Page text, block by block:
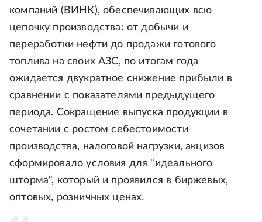
компаний (ВИНК), обеспечивающих всю
цепочку производства: от добычи и
переработки нефти до продажи готового
топлива на своих АЗС, по итогам года
ожидается двукратное снижение прибыли в
сравнении с показателями предыдущего
периода. Сокращение выпуска продукции в
сочетании с ростом себестоимости
производства, налоговой нагрузки, акцизов
сформировало условия для "идеального
шторма", который и проявился в биржевых,
оптовых, розничных ценах.